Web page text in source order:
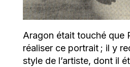
Aragon était touché que
réaliser ce portrait ; il y
style de l’artiste, dont il